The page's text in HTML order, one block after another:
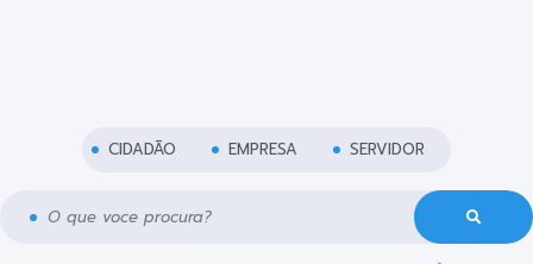
O que voce procura?
CIDADÃO EMPRESA SERVIDOR